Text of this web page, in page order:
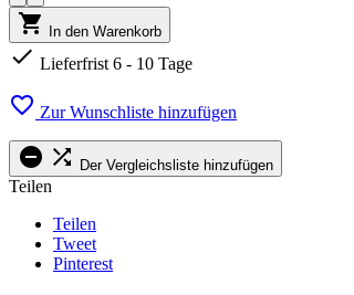
 In den Warenkorb
 Lieferfrist 6 - 10 Tage
 Zur Wunschliste hinzufügen
  Der Vergleichsliste hinzufügen
Teilen
Teilen
Tweet
Pinterest